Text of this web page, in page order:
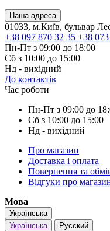
Наша адреса
01033, м.Київ, бульвар
+38 097 870 32 35 +38
Пн-Пт з 09:00 до 18:00
Сб з 10:00 до 15:00
Нд - вихідний
До контактів
Час роботи
Пн-Пт з 09:00 до
Сб з 10:00 до 15:00
Нд - вихідний
Про магазин
Доставка і оплата
Повернення та
Відгуки про
Мова
Українська
Українська
Русский